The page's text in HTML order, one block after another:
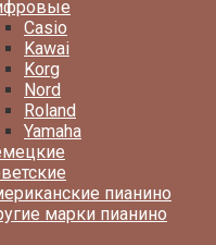
Casio
Kawai
Korg
Nord
Roland
Yamaha
пианино
марки пианино